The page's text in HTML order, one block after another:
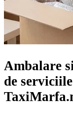
Ambalare
de